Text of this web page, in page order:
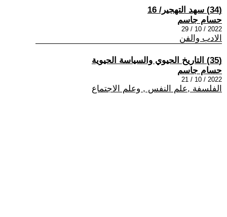
(34) سهد التهجير/ 16
حسام جاسم
2022 / 10 / 29
الادب والفن
(35) التاريخ الحيوي والسياسة الحيوية
حسام جاسم
2022 / 10 / 21
الفلسفة ,علم النفس , وعلم الاجتماع